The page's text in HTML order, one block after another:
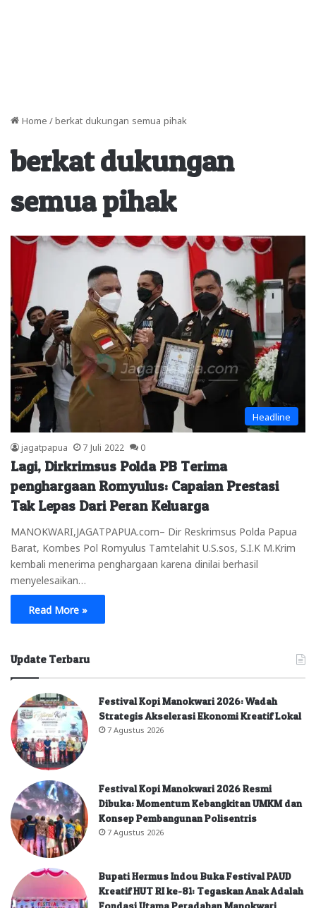
Home / berkat dukungan semua pihak
berkat dukungan
semua pihak
Headline
jagatpapua 7 Juli 2022 0
Lagi, Dirkrimsus Polda PB Terima
penghargaan Romyulus: Capaian Prestasi
Tak Lepas Dari Peran Keluarga
MANOKWARI,JAGATPAPUA.com– Dir Reskrimsus Polda Papua
Barat, Kombes Pol Romyulus Tamtelahit U.S.sos, S.I.K M.Krim
kembali menerima penghargaan karena dinilai berhasil
menyelesaikan…
Read More »
Update Terbaru
Festival Kopi Manokwari 2026: Wadah
Strategis Akselerasi Ekonomi Kreatif Lokal
7 Agustus 2026
Festival Kopi Manokwari 2026 Resmi
Dibuka: Momentum Kebangkitan UMKM dan
Konsep Pembangunan Polisentris
7 Agustus 2026
Bupati Hermus Indou Buka Festival PAUD
Kreatif HUT RI ke-81: Tegaskan Anak Adalah
Fondasi Utama Peradaban Manokwari